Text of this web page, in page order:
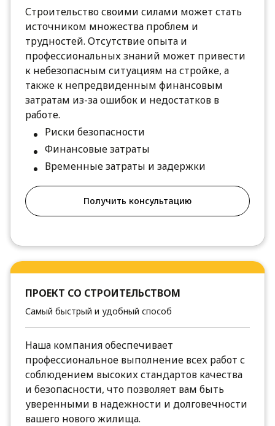
Строительство своими силами может стать
источником множества проблем и
трудностей. Отсутствие опыта и
профессиональных знаний может привести
к небезопасным ситуациям на стройке, а
также к непредвиденным финансовым
затратам из-за ошибок и недостатков в
работе.
Риски безопасности
Финансовые затраты
Временные затраты и задержки
Получить консультацию
ПРОЕКТ СО СТРОИТЕЛЬСТВОМ
Самый быстрый и удобный способ
Наша компания обеспечивает
профессиональное выполнение всех работ с
соблюдением высоких стандартов качества
и безопасности, что позволяет вам быть
уверенными в надежности и долговечности
вашего нового жилища.